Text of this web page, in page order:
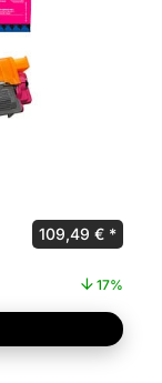
Ursprünglicher
109,49 €
17%